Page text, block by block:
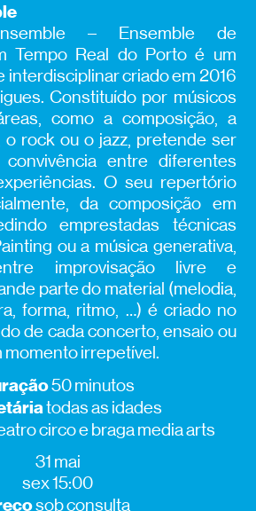
– Ensemble de
Tempo Real do Porto é um
interdisciplinar criado em 2016
Constituído por músicos
como a composição, a
o rock ou o jazz, pretende ser
entre diferentes
O seu repertório
da composição em
emprestadas técnicas
ou a música generativa,
improvisação livre e
parte do material (melodia,
forma, ritmo, …) é criado no
de cada concerto, ensaio ou
momento irrepetível.
50 minutos
todas as idades
circo e braga media arts
31 mai
sex 15:00
sob consulta